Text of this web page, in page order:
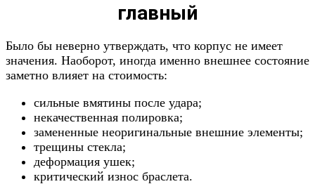
главный
Было бы неверно утверждать, что корпус не имеет
значения. Наоборот, иногда именно внешнее состояние
заметно влияет на стоимость:
сильные вмятины после удара;
некачественная полировка;
замененные неоригинальные внешние элементы;
трещины стекла;
деформация ушек;
критический износ браслета.